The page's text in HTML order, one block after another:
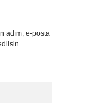
adım, e-posta